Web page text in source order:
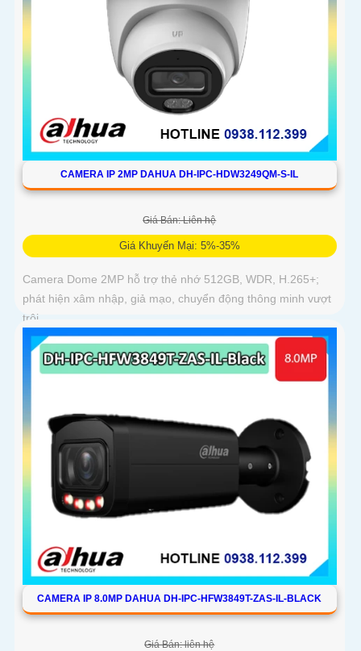
CAMERA IP 2MP DAHUA DH-IPC-HDW3249QM-S-IL
Giá Bán: Liên hệ
Giá Khuyến Mại: 5%-35%
Camera Dome 2MP hỗ trợ thẻ nhớ 512GB, WDR, H.265+;
phát hiện xâm nhập, giả mạo, chuyển động thông minh vượt
trội
CAMERA IP 8.0MP DAHUA DH-IPC-HFW3849T-ZAS-IL-BLACK
Giá Bán: liên hệ